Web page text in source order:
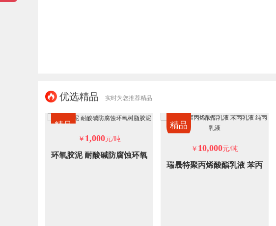
优选精品 实时为您推荐精品
精品
￥ 1,000元/吨
环氧胶泥 耐酸碱防腐蚀环氧
精品
￥ 10,000元/吨
瑞晟特聚丙烯酸酯乳液 苯丙